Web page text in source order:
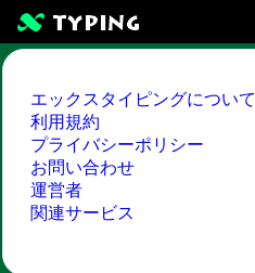
エックスタイピングについて
利用規約
プライバシーポリシー
お問い合わせ
運営者
関連サービス